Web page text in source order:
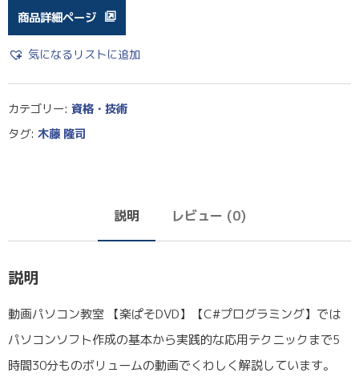
商品詳細ページ
気になるリストに追加
カテゴリー: 資格・技術
タグ: 木藤 隆司
説明 レビュー (0)
説明
動画パソコン教室 【楽ぱそDVD】【C#プログラミング】では
パソコンソフト作成の基本から実践的な応用テクニックまで5
時間30分ものボリュームの動画でくわしく解説しています。